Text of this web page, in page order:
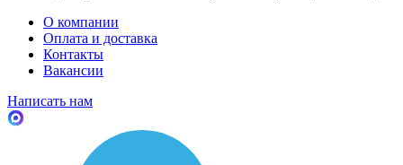
О компании
Оплата и доставка
Контакты
Вакансии
Написать нам